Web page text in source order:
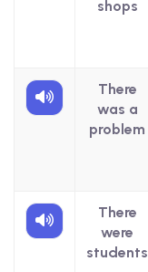
shops
There
was a
problem
There
were
students